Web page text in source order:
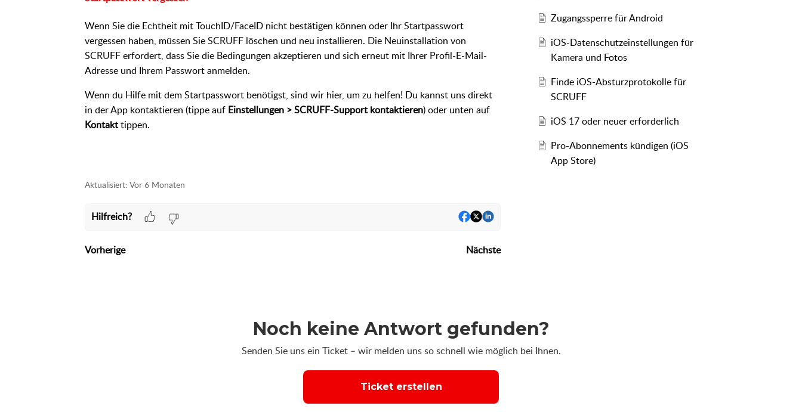
Wenn Sie die Echtheit mit TouchID/FaceID nicht bestätigen können oder Ihr Startpasswort
vergessen haben, müssen Sie SCRUFF löschen und neu installieren. Die Neuinstallation von
SCRUFF erfordert, dass Sie die Bedingungen akzeptieren und sich erneut mit Ihrer Profil-E-Mail-
Adresse und Ihrem Passwort anmelden.
Wenn du Hilfe mit dem Startpasswort benötigst, sind wir hier, um zu helfen! Du kannst uns direkt
in der App kontaktieren (tippe auf Einstellungen > SCRUFF-Support kontaktieren) oder unten auf
Kontakttippen.
Aktualisiert: Vor 6 Monaten
Hilfreich?
Vorherige Nächste
Zugangssperre für Android
iOS-Datenschutzeinstellungen für
Kamera und Fotos
Finde iOS-Absturzprotokolle für
SCRUFF
iOS 17 oder neuer erforderlich
Pro-Abonnements kündigen (iOS
App Store)
Noch keine Antwort gefunden?
Senden Sie uns ein Ticket – wir melden uns so schnell wie möglich bei Ihnen.
Ticket erstellen